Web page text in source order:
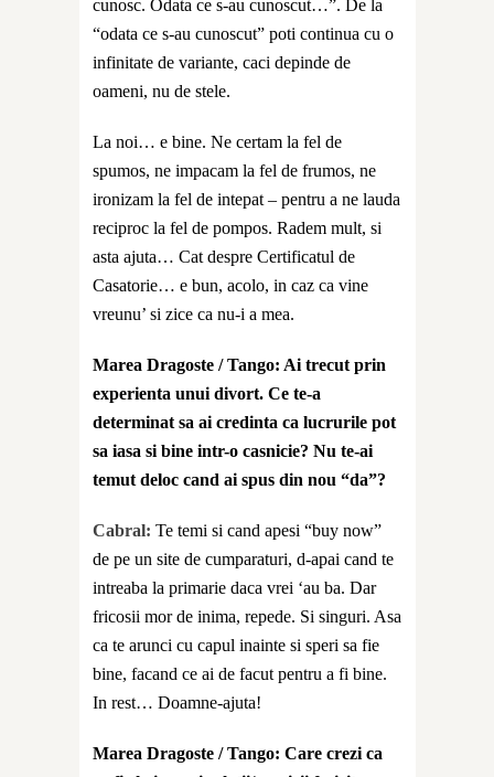
cunosc. Odata ce s-au cunoscut…”. De la
“odata ce s-au cunoscut” poti continua cu o
infinitate de variante, caci depinde de
oameni, nu de stele.
La noi… e bine. Ne certam la fel de
spumos, ne impacam la fel de frumos, ne
ironizam la fel de intepat – pentru a ne lauda
reciproc la fel de pompos. Radem mult, si
asta ajuta… Cat despre Certificatul de
Casatorie… e bun, acolo, in caz ca vine
vreunu’ si zice ca nu-i a mea.
Marea Dragoste / Tango: Ai trecut prin
experienta unui divort. Ce te-a
determinat sa ai credinta ca lucrurile pot
sa iasa si bine intr-o casnicie? Nu te-ai
temut deloc cand ai spus din nou “da”?
Cabral: Te temi si cand apesi “buy now”
de pe un site de cumparaturi, d-apai cand te
intreaba la primarie daca vrei ‘au ba. Dar
fricosii mor de inima, repede. Si singuri. Asa
ca te arunci cu capul inainte si speri sa fie
bine, facand ce ai de facut pentru a fi bine.
In rest… Doamne-ajuta!
Marea Dragoste / Tango: Care crezi ca